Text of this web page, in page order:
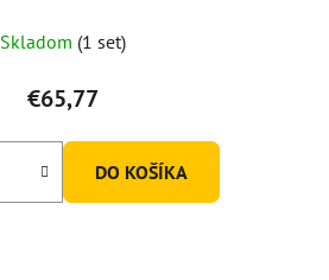
Skladom (1 set)
€65,77
DO KOŠÍKA